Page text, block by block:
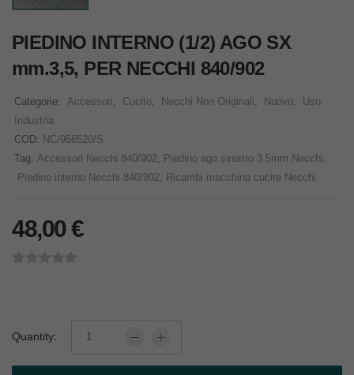
PIEDINO INTERNO (1/2) AGO SX
mm.3,5, PER NECCHI 840/902
Categorie: Accessori Cucito Necchi Non Originali Nuovo
Uso
Industria
COD: NC/956520/S
Tag: Accessori Necchi 840/902 Piedino ago sinistro 3.5mm Necchi
Piedino interno Necchi 840/902
Ricambi macchina cucire Necchi
48,00€
Quantity: